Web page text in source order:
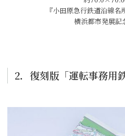
『小田原急行鉄道沿線
横浜都市発展記
2．復刻版「運転事務用